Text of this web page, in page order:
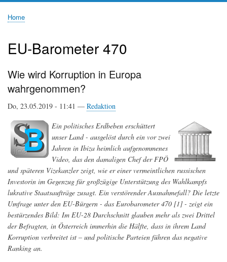
Home
EU-Barometer 470
Wie wird Korruption in Europa
wahrgenommen?
Do, 23.05.2019 - 11:41 — Redaktion
Ein politisches Erdbeben erschüttert
unser Land - ausgelöst durch ein vor zwei
Jahren in Ibiza heimlich aufgenommenes
Video, das den damaligen Chef der FPÖ
und späteren Vizekanzler zeigt, wie er einer vermeintlichen russischen
Investorin im Gegenzug für großzügige Unterstützung des Wahlkampfs
lukrative Staatsaufträge zusagt. Ein verstörender Ausnahmefall? Die letzte
Umfrage unter den EU-Bürgern - das Eurobarometer 470 [1] - zeigt ein
bestürzendes Bild: Im EU-28 Durchschnitt glauben mehr als zwei Drittel
der Befragten, in Österreich immerhin die Hälfte, dass in ihrem Land
Korruption verbreitet ist – und politische Parteien führen das negative
Ranking an.